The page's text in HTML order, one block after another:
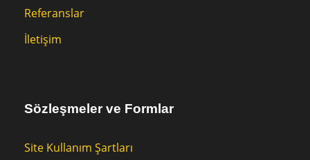
Referanslar
İletişim
Sözleşmeler ve Formlar
Site Kullanım Şartları